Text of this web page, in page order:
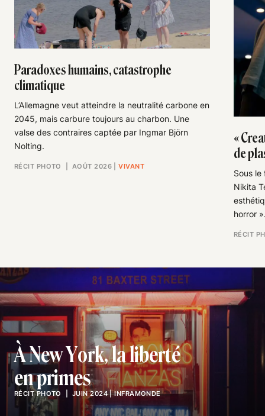
Paradoxes humains, catastrophe
climatique
L’Allemagne veut atteindre la neutralité carbone en
2045, mais carbure toujours au charbon. Une
valse des contraires captée par Ingmar Björn
Nolting.
RÉCIT PHOTO | AOÛT 2026 |VIVANT
«
de
Sous
Nikita
horror
RÉCIT
RÉCIT PHOTO | JUIN 2024|INFRAMONDE
À New York, la liberté
en primes